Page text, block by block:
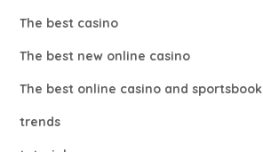
The best casino
The best new online casino
The best online casino and sportsbook
trends